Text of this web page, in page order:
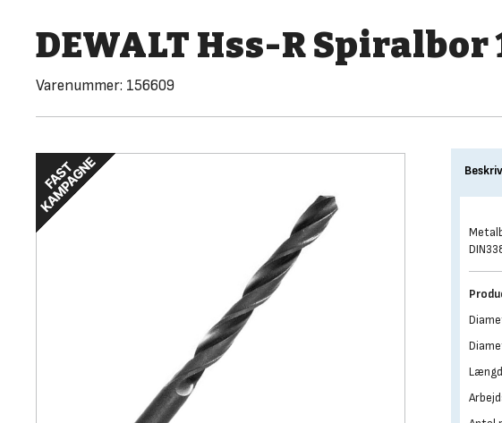
DEWALT Hss-R Spiralbor
Varenummer: 156609